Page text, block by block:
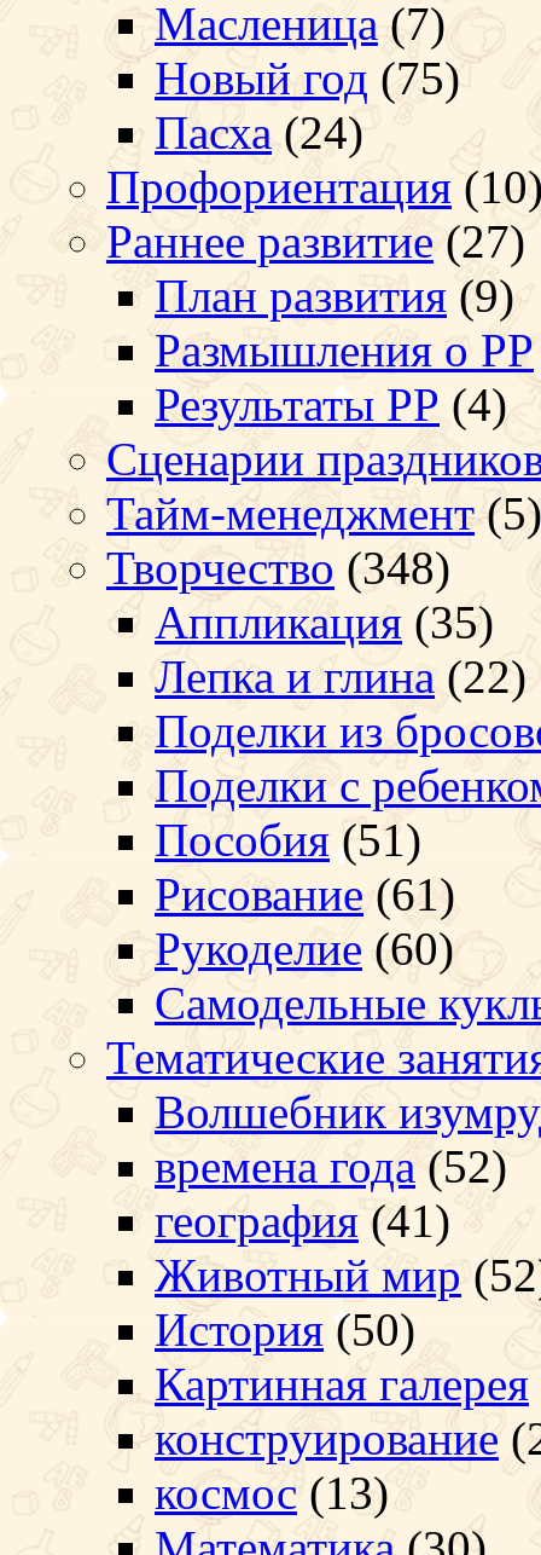
Масленица (7)
Новый год (75)
Пасха(24)
Профориентация
Раннее развитие (27)
План развития (9)
Размышления о РР
Результаты РР (4)
Сценарии
Тайм-менеджмент(5)
Творчество (348)
Аппликация (35)
Лепка и глина (22)
Поделки из
Поделки с
Пособия(51)
Рисование (61)
Рукоделие (60)
Самодельные
Тематические
Волшебник
времена года (52)
география (41)
Животный мир
История (50)
Картинная галерея
конструирование
космос (13)